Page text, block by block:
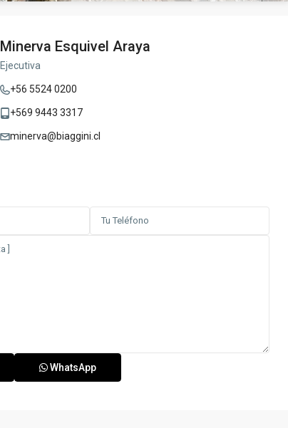
Minerva Esquivel Araya
Ejecutiva
+56 5524 0200
+569 9443 3317
minerva@biaggini.cl
WhatsApp